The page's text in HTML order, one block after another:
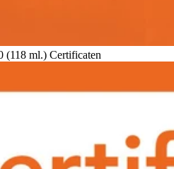
(118 ml.) Certificaten